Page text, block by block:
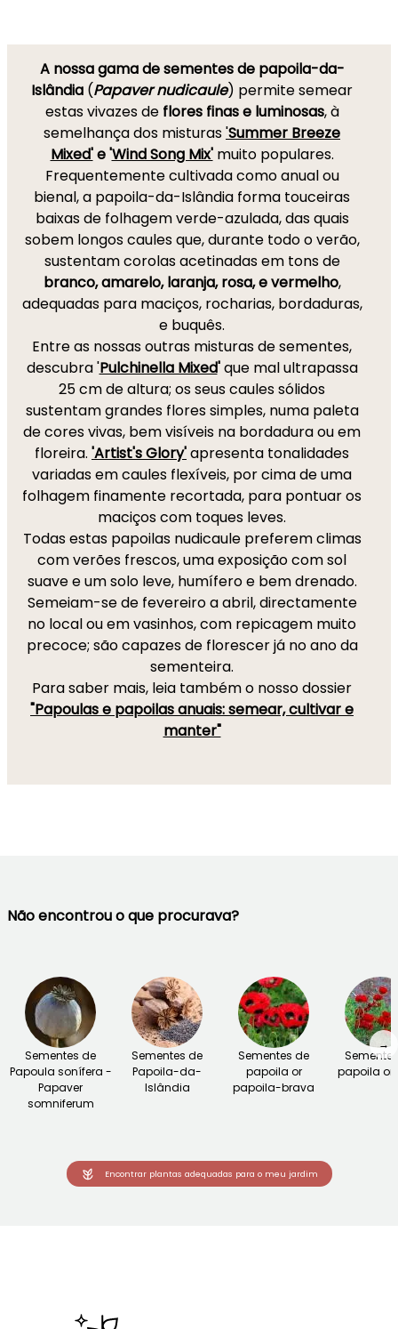
A nossa gama de sementes de papoila-da-
Islândia (Papaver nudicaule) permite semear
estas vivazes de flores finas e luminosas, à
semelhança dos misturas'Summer Breeze
Mixed'e'Wind Song Mix' muito populares.
Frequentemente cultivada como anual ou
bienal, a papoila-da-Islândia forma touceiras
baixas de folhagem verde-azulada, das quais
sobem longos caules que, durante todo o verão,
sustentam corolas acetinadas em tons de
branco, amarelo, laranja, rosa, e vermelho,
adequadas para maciços, rocharias, bordaduras,
e buquês.
Entre as nossas outras misturas de sementes,
descubra 'Pulchinella Mixed'que mal ultrapassa
25 cm de altura; os seus caules sólidos
sustentam grandes flores simples, numa paleta
de cores vivas, bem visíveis na bordadura ou em
floreira. 'Artist's Glory'apresenta tonalidades
variadas em caules flexíveis, por cima de uma
folhagem finamente recortada, para pontuar os
maciços com toques leves.
Todas estas papoilas nudicaule preferem climas
com verões frescos, uma exposição com sol
suave e um solo leve, humífero e bem drenado.
Semeiam-se de fevereiro a abril, directamente
no local ou em vasinhos, com repicagem muito
precoce; são capazes de florescer já no ano da
sementeira.
Para saber mais, leia também o nosso dossier
"Papoulas e papoilas anuais: semear, cultivar e
manter"
Não encontrou o que procurava?
Sementes de
Papoula sonífera -
Papaver
somniferum
Sementes de
Papoila-da-
Islândia
Sementes de
papoila or
papoila-brava
papoila
→
Encontrar plantas adequadas para o meu jardim